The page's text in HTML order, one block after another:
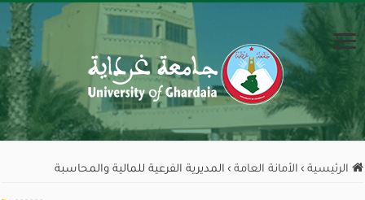
الرئيسية › الأمانة العامة › المديرية الفرعية للمالية والمحاسبة